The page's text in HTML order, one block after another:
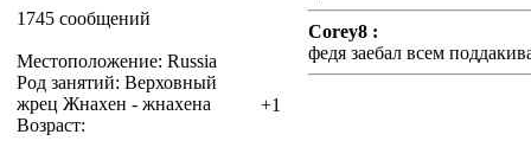
1745 сообщений
Местоположение: Russia
Род занятий: Верховный
жрец Жнахен - жнахена
Возраст:
Corey8 :
федя заебал всем
+1